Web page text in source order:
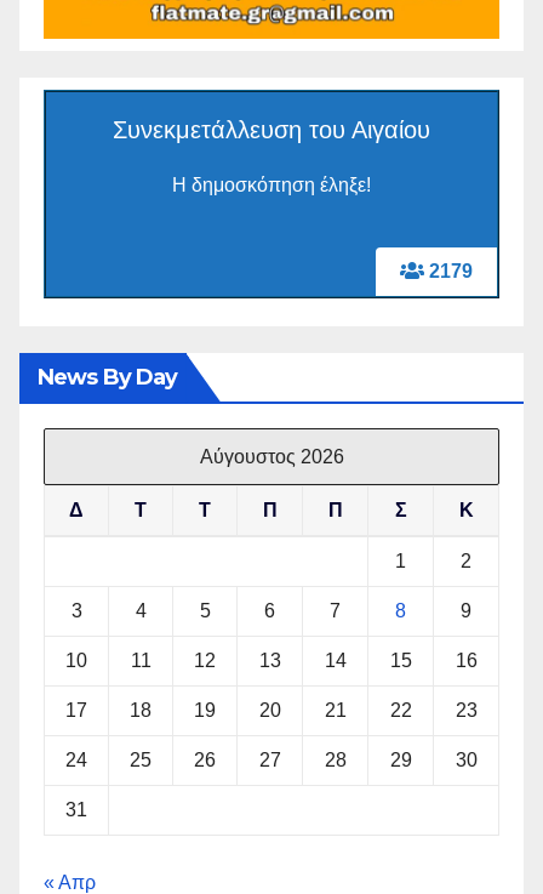
2179
Συνεκμετάλλευση του Αιγαίου
Η δημοσκόπηση έληξε!
News By Day
Αύγουστος 2026
Δ Τ Τ Π Π Σ Κ
1 2
3 4 5 6 7 8 9
10 11 12 13 14 15 16
17 18 19 20 21 22 23
24 25 26 27 28 29 30
31
« Απρ